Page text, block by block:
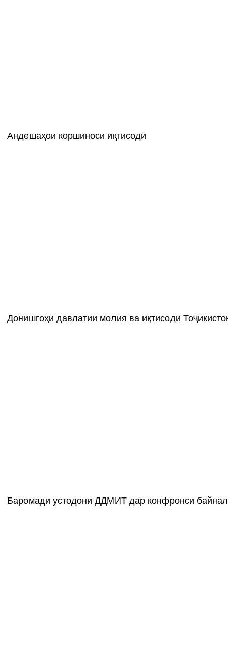
Андешаҳои коршиноси иқтисодӣ
Донишгоҳи давлатии молия ва иқтисоди
Баромади устодони ДДМИТ дар конфронси